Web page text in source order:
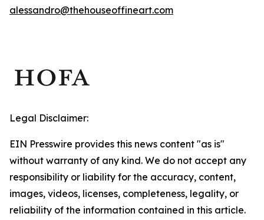
alessandro@thehouseoffineart.com
Legal Disclaimer:
EIN Presswire provides this news content "as is"
without warranty of any kind. We do not accept any
responsibility or liability for the accuracy, content,
images, videos, licenses, completeness, legality, or
reliability of the information contained in this article.